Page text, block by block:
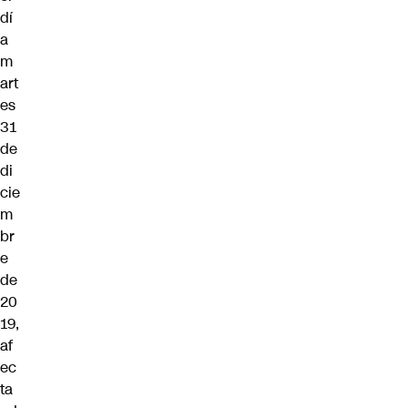
dí
a
m
art
es
31
de
di
cie
m
br
e
de
20
19,
af
ec
ta